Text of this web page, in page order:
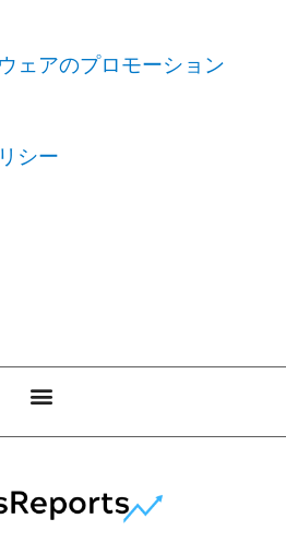
ェアのプロモーション
シー